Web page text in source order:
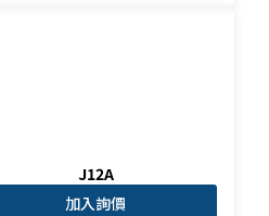
J12A
加入詢價